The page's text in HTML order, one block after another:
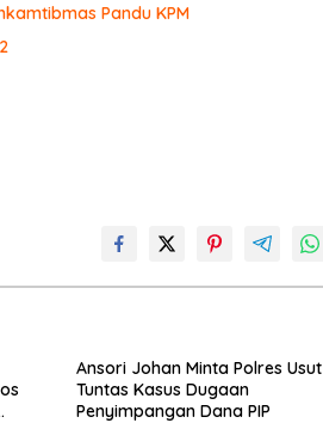
Pandu KPM
Ansori Johan Minta Polres Usut
Tuntas Kasus Dugaan
Penyimpangan Dana PIP